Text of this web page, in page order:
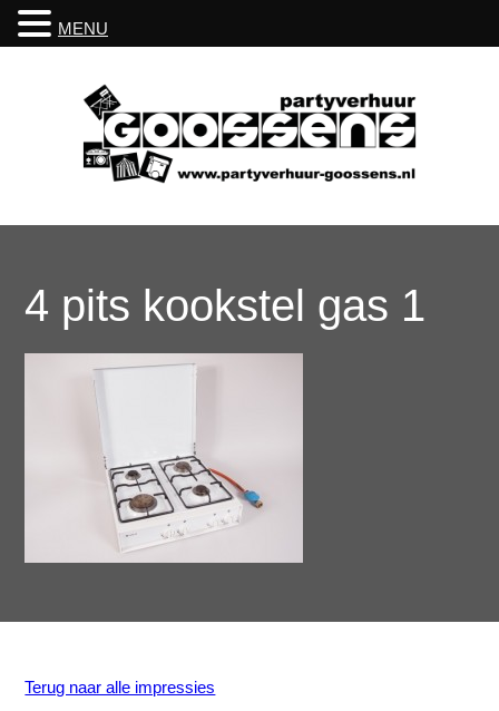
4 pits kookstel gas 1
Terug naar alle impressies
MENU